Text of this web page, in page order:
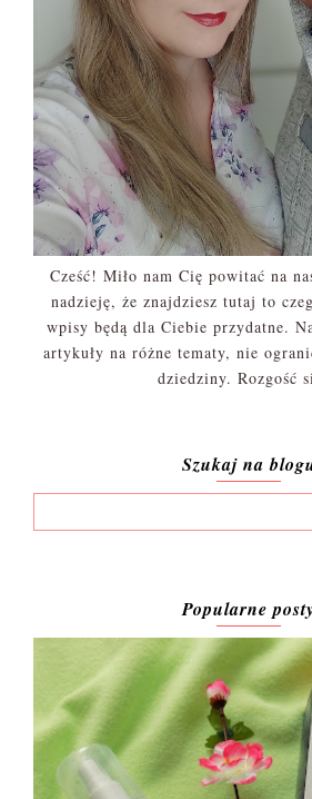
Cześć! Miło nam Cię powitać na
nadzieję, że znajdziesz tutaj to
wpisy będą dla Ciebie przydatne.
artykuły na różne tematy, nie
dziedziny. Rozgość
Szukaj na
Popularne